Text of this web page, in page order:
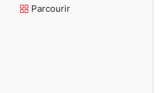
Parcourir